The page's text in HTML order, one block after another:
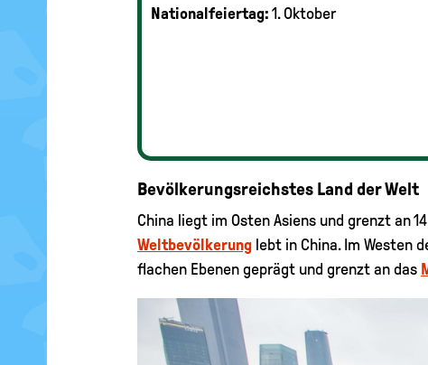
Nationalfeiertag: 1. Oktober
Bevölkerungsreichstes Land der Welt
China liegt im Osten Asiens und grenzt an
Weltbevölkerung lebt in China. Im Westen
flachen Ebenen geprägt und grenzt an das